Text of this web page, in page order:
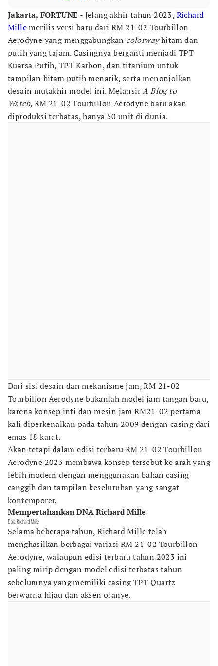
Jakarta, FORTUNE - Jelang akhir tahun 2023, Richard
Millemerilis versi baru dari RM 21-02 Tourbillon
Aerodyne yang menggabungkan colorwayhitam dan
putih yang tajam. Casingnya berganti menjadi TPT
Kuarsa Putih, TPT Karbon, dan titanium untuk
tampilan hitam putih menarik, serta menonjolkan
desain mutakhir model ini. MelansirA Blog to
Watch, RM 21-02 Tourbillon Aerodyne baru akan
diproduksi terbatas, hanya 50 unit di dunia.
Dari sisi desain dan mekanisme jam, RM 21-02
Tourbillon Aerodyne bukanlah model jam tangan baru,
karena konsep inti dan mesin jam RM21-02 pertama
kali diperkenalkan pada tahun 2009 dengan casing dari
emas 18 karat.
Akan tetapi dalam edisi terbaru RM 21-02 Tourbillon
Aerodyne 2023 membawa konsep tersebut ke arah yang
lebih modern dengan menggunakan bahan casing
canggih dan tampilan keseluruhan yang sangat
kontemporer.
Mempertahankan DNA Richard Mille
Dok. Richard Mille
Selama beberapa tahun, Richard Mille telah
menghasilkan berbagai variasi RM 21-02 Tourbillon
Aerodyne, walaupun edisi terbaru tahun 2023 ini
paling mirip dengan model edisi terbatas tahun
sebelumnya yang memiliki casing TPT Quartz
berwarna hijau dan aksen oranye.